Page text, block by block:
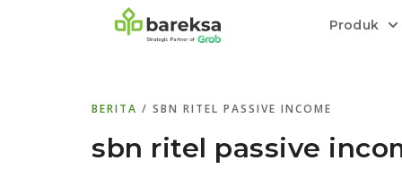
Produk
Transaksi cepat,all in onedi halaman
Menyediakan layanan manajemen
Informasi terkini dan tepercaya terkait
Kenali rekam jejak dan
BERITA / SBN RITEL PASSIVE INCOME
sbn ritel passive